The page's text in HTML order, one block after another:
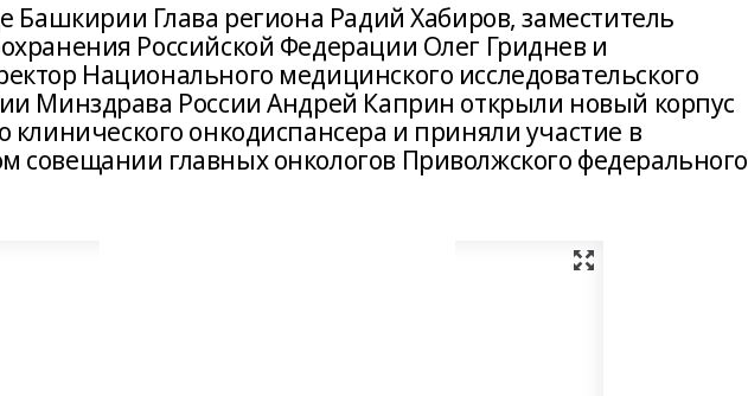
Башкирии Глава региона Радий Хабиров, заместитель
Российской Федерации Олег Гриднев и
Национального медицинского исследовательского
Минздрава России Андрей Каприн открыли новый корпус
клинического онкодиспансера и приняли участие в
совещании главных онкологов Приволжского федерального